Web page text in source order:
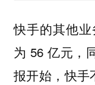
快手的其他
为 56 亿元，
报开始，快手